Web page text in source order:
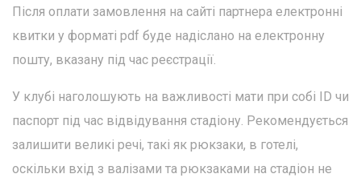
Після оплати замовлення на сайті партнера електронні
квитки у форматі pdf буде надіслано на електронну
пошту, вказану під час реєстрації.
У клубі наголошують на важливості мати при собі ID чи
паспорт під час відвідування стадіону. Рекомендується
залишити великі речі, такі як рюкзаки, в готелі,
оскільки вхід з валізами та рюкзаками на стадіон не